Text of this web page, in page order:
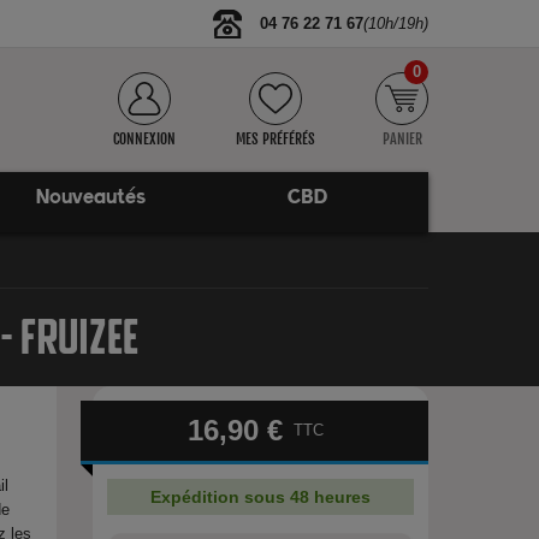
04 76 22 71 67(10h/19h)
CONNEXION MES PRÉFÉRÉS PANIER
0
Nouveautés CBD
FRUIZEE
les
16,90 € TTC
Expédition sous 48 heures